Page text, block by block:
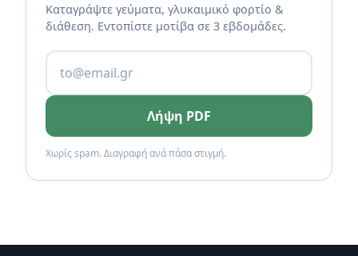
Καταγράψτε γεύματα, γλυκαιμικό φορτίο &
διάθεση. Εντοπίστε μοτίβα σε 3 εβδομάδες.
Λήψη PDF
Χωρίς spam. Διαγραφή ανά πάσα στιγμή.